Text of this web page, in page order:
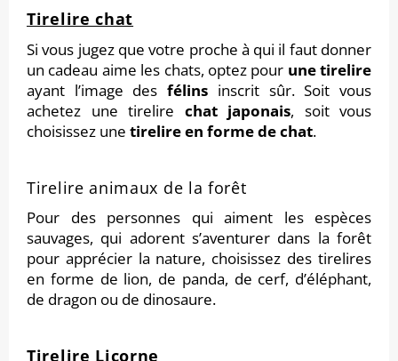
Tirelire chat
Si vous jugez que votre proche à qui il faut donner
un cadeau aime les chats, optez pour une tirelire
ayant l’image desfélins inscrit sûr. Soit vous
achetez une tirelire chat japonais, soit vous
choisissez une tirelire en forme de chat.
Tirelire animaux de la forêt
Pour des personnes qui aiment les espèces
sauvages, qui adorent s’aventurer dans la forêt
pour apprécier la nature, choisissez des tirelires
en forme de lion, de panda, de cerf, d’éléphant,
de dragon ou de dinosaure.
Tirelire Licorne